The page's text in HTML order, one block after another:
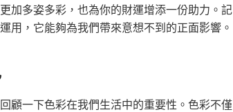
加多姿多彩，也為你的財運增添一份助力。記
用，它能夠為我們帶來意想不到的正面影響。
顧一下色彩在我們生活中的重要性。色彩不僅